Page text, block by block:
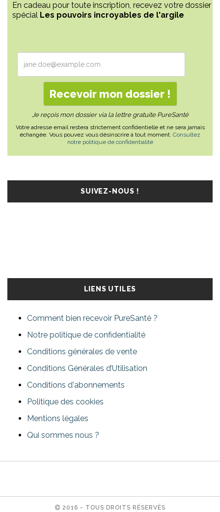
En cadeau pour toute inscription, recevez votre dossier
spécial Les pouvoirs incroyables de l'argile
Je reçois mon dossier via la lettre gratuite PureSanté
Votre adresse email restera strictement confidentielle et ne sera jamais
échangée. Vous pouvez vous désinscrire à tout moment. Consultez
notre politique de confidentialité
SUIVEZ-NOUS !
LIENS UTILES
Comment bien recevoir PureSanté ?
Notre politique de confidentialité
Conditions générales de vente
Conditions Générales d’Utilisation
Conditions d'abonnements
Politique des cookies
Mentions légales
Qui sommes nous ?
2016 - TOUS DROITS RÉSERVÉS